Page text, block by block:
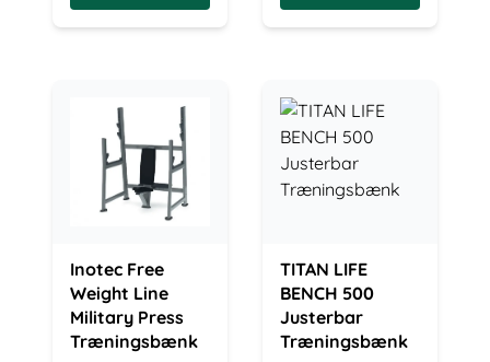
Inotec Free
Weight Line
Military Press
Træningsbænk
TITAN LIFE
BENCH 500
Justerbar
Træningsbænk